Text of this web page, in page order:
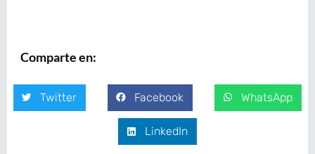
Comparte en:
Twitter Facebook WhatsApp
LinkedIn